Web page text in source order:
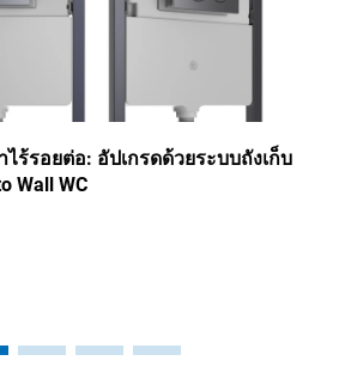
ร้รอยต่อ: อัปเกรดด้วยระบบถังเก็บ
Wall WC